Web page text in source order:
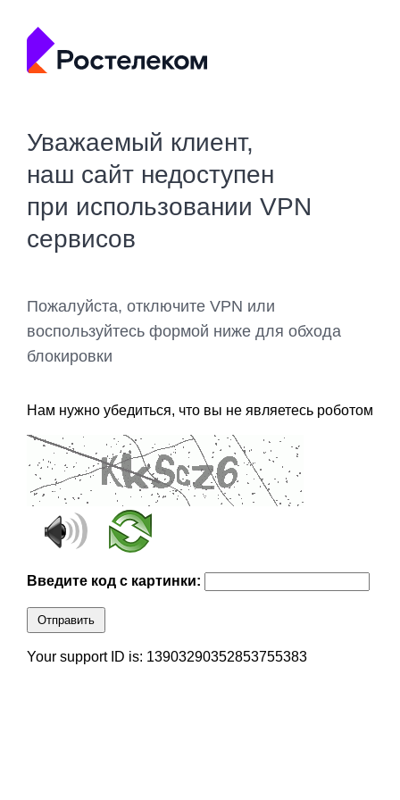
Уважаемый клиент,
наш сайт недоступен
при использовании VPN
сервисов
Пожалуйста, отключите VPN или
воспользуйтесь формой ниже для обхода
блокировки
Нам нужно убедиться, что вы не являетесь роботом
Введите код с картинки:
Отправить
Your support ID is: 13903290352853755383